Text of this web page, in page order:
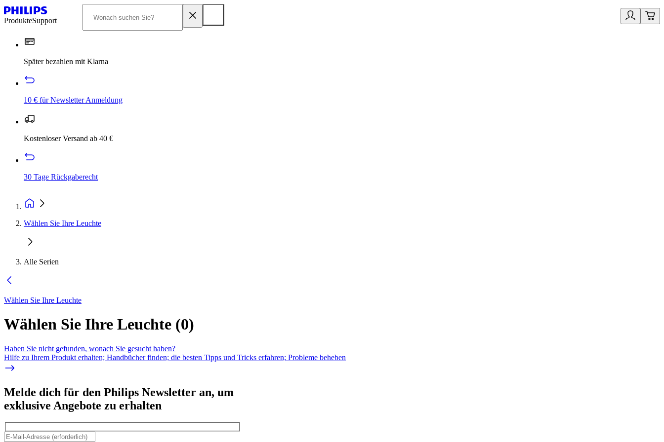
ProdukteSupport
Später bezahlen mit Klarna
10 € für Newsletter Anmeldung
Kostenloser Versand ab 40 €
30 Tage Rückgaberecht
Wählen Sie Ihre Leuchte
Alle Serien
Wählen Sie Ihre Leuchte
Wählen Sie Ihre Leuchte (0)
Haben Sie nicht gefunden, wonach Sie gesucht haben?
Hilfe zu Ihrem Produkt erhalten; Handbücher finden; die besten Tipps und Tricks erfahren; Probleme beheben
Melde dich für den Philips Newsletter an, um
exklusive Angebote zu erhalten